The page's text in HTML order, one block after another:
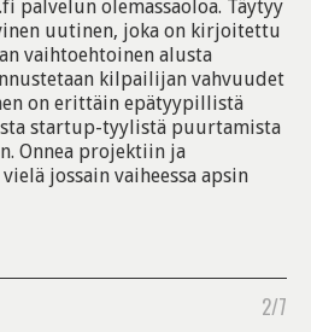
palvelun olemassaoloa. Täytyy
uutinen, joka on kirjoitettu
vaihtoehtoinen alusta
kilpailijan vahvuudet
on erittäin epätyypillistä
startup-tyylistä puurtamista
Onnea projektiin ja
jossain vaiheessa apsin
2/7